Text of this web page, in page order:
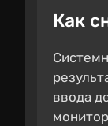
Как
ввода